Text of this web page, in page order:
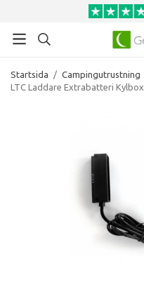
Startsida / Campingutrustning
LTC Laddare Extrabatteri Kylbox